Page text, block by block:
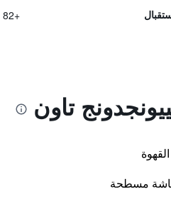
+82 (0) 26 958 5441
مسطحة